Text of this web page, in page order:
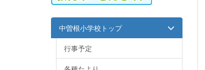
中曽根小学校トップ
行事予定